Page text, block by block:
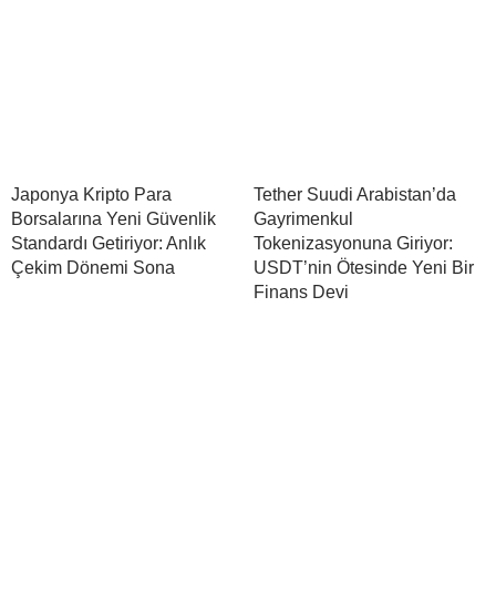
Japonya Kripto Para
Borsalarına Yeni Güvenlik
Standardı Getiriyor: Anlık
Çekim Dönemi Sona
Tether Suudi Arabistan’da
Gayrimenkul
Tokenizasyonuna Giriyor:
USDT’nin Ötesinde Yeni Bir
Finans Devi